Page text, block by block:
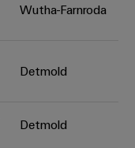
Wutha-Farnroda
Detmold
Detmold